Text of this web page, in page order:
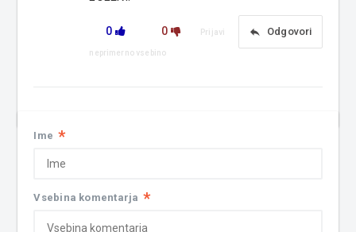
0 0 reply Odgovori
Prijavi
neprimerno vsebino
Ime *
Vsebina komentarja *